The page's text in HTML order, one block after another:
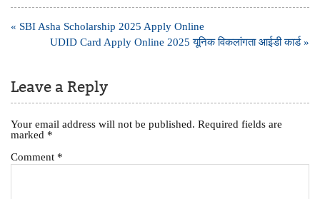
Post
navigation
« SBI Asha Scholarship 2025 Apply Online
UDID Card Apply Online 2025 यूनिक विकलांगता आईडी कार्ड »
Leave a Reply
Your email address will not be published. Required fields are
marked *
Comment *